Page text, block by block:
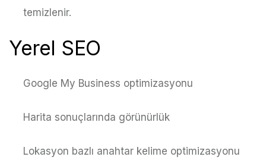
temizlenir.
Yerel SEO
Google My Business optimizasyonu
Harita sonuçlarında görünürlük
Lokasyon bazlı anahtar kelime optimizasyonu